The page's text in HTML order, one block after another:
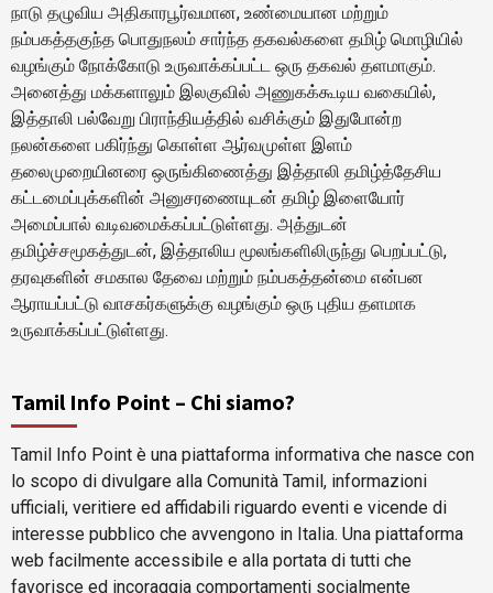
நாடு தழுவிய அதிகாரபூர்வமான, உண்மையான மற்றும்
நம்பகத்தகுந்த பொதுநலம் சார்ந்த தகவல்களை தமிழ் மொழியில்
வழங்கும் நோக்கோடு உருவாக்கப்பட்ட ஒரு தகவல் தளமாகும்.
அனைத்து மக்களாலும் இலகுவில் அணுகக்கூடிய வகையில்,
இத்தாலி பல்வேறு பிராந்தியத்தில் வசிக்கும் இதுபோன்ற
நலன்களை பகிர்ந்து கொள்ள ஆர்வமுள்ள இளம்
தலைமுறையினரை ஒருங்கிணைத்து இத்தாலி தமிழ்த்தேசிய
கட்டமைப்புக்களின் அனுசரணையுடன் தமிழ் இளையோர்
அமைப்பால் வடிவமைக்கப்பட்டுள்ளது. அத்துடன்
தமிழ்ச்சமூகத்துடன், இத்தாலிய மூலங்களிலிருந்து பெறப்பட்டு,
தரவுகளின் சமகால தேவை மற்றும் நம்பகத்தன்மை என்பன
ஆராயப்பட்டு வாசகர்களுக்கு வழங்கும் ஒரு புதிய தளமாக
உருவாக்கப்பட்டுள்ளது.
Tamil Info Point – Chi siamo?
Tamil Info Point è una piattaforma informativa che nasce con
lo scopo di divulgare alla Comunità Tamil, informazioni
ufficiali, veritiere ed affidabili riguardo eventi e vicende di
interesse pubblico che avvengono in Italia. Una piattaforma
web facilmente accessibile e alla portata di tutti che
favorisce ed incoraggia comportamenti socialmente